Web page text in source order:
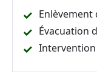
Enlèvement
Évacuation